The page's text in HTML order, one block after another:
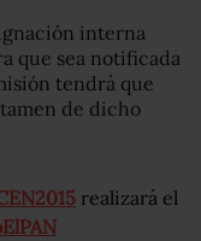
interna
que sea notificada
tendrá que
de dicho
realizará el